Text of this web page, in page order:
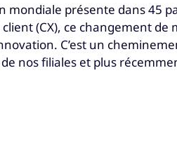
présente dans 45
(CX), ce changement de
C’est un
nos filiales et plus